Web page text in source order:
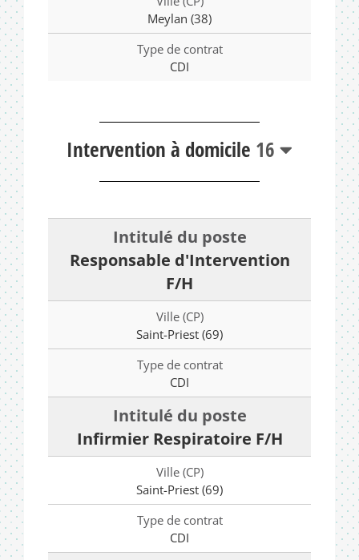
Meylan (38)
CDI
Intervention à domicile 16
Responsable d'Intervention
F/H
Saint-Priest (69)
CDI
Infirmier Respiratoire F/H
Saint-Priest (69)
CDI